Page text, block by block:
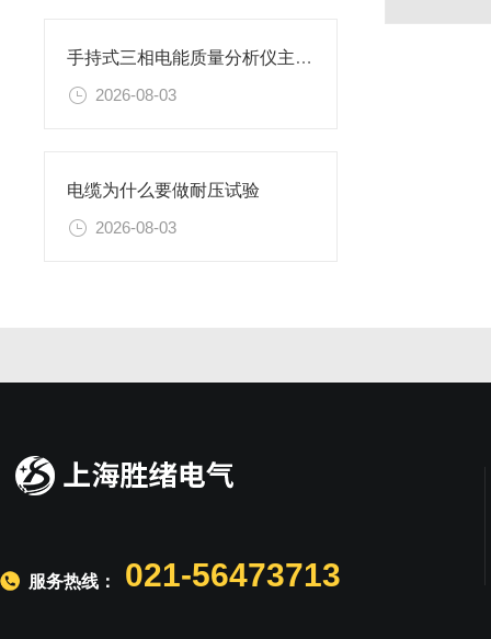
手持式三相电能质量分析仪主要特性
2026-08-03
电缆为什么要做耐压试验
2026-08-03
服务热线： 021-56473713